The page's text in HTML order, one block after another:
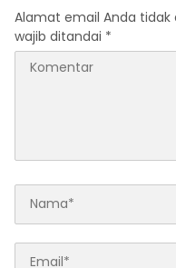
Alamat email Anda tidak
wajib ditandai *